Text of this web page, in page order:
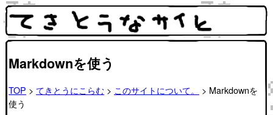
Markdownを使う
TOP > てきとうにこらむ > このサイトについて。
> Markdownを
使う